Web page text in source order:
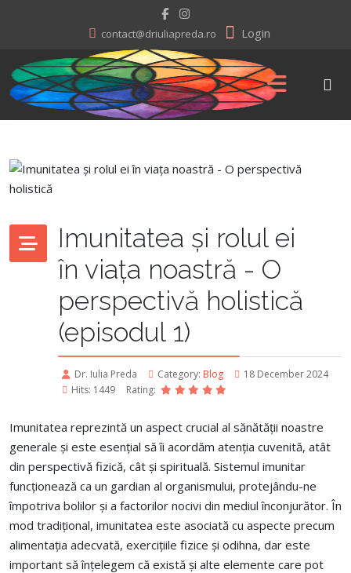
Login
contact@driuliapreda.ro
Imunitatea și rolul ei
în viața noastră - O
perspectivă holistică
(episodul 1)
Dr. Iulia Preda Category: Blog
18 December 2024
Hits: 1449
Rating:
Imunitatea reprezintă un aspect crucial al sănătății noastre
generale și este esențial să îi acordăm atenția cuvenită, atât
din perspectivă fizică, cât și spirituală. Sistemul imunitar
funcționează ca un gardian al organismului, protejându-ne
împotriva bolilor și a factorilor nocivi din mediul înconjurător. În
mod tradițional, imunitatea este asociată cu aspecte precum
alimentația adecvată, exercițiile fizice și odihna, dar este
important să înțelegem că există și alte elemente care pot